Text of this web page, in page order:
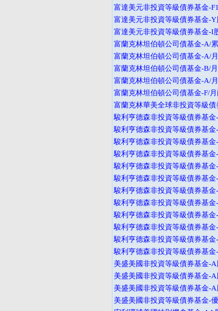
富達美元非投資等級債券基金-
富達美元非投資等級債券基金-
富達美元非投資等級債券基金-I
富蘭克林坦伯頓公司債基金-A/
富蘭克林坦伯頓公司債基金-A/
富蘭克林坦伯頓公司債基金-B/
富蘭克林坦伯頓公司債基金-A/
富蘭克林坦伯頓公司債基金-F/
富蘭克林華美全球非投資等級
駿利亨德森非投資等級債券基
駿利亨德森非投資等級債券基
駿利亨德森非投資等級債券基
駿利亨德森非投資等級債券基
駿利亨德森非投資等級債券基金
駿利亨德森非投資等級債券基
駿利亨德森非投資等級債券基
駿利亨德森非投資等級債券基
駿利亨德森非投資等級債券基
駿利亨德森非投資等級債券基
駿利亨德森非投資等級債券基
駿利亨德森非投資等級債券基金
美盛美國非投資等級債券基金-
美盛美國非投資等級債券基金-
美盛美國非投資等級債券基金-
美盛美國非投資等級債券基金-